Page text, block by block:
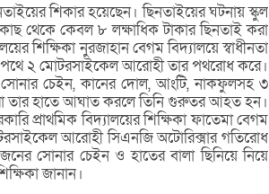
শিকার হয়েছেন। ছিনতাইয়ের ঘটনায় স্কুল
কাছ থেকে কেবল ৮ লক্ষাধিক টাকার ছিনতাই করা
শিক্ষিকা নুরজাহান বেগম বিদ্যালয়ে স্বাধীনতা
পথে ২ মোটরসাইকেল আরোহী তার পথরোধ করে।
সোনার চেইন, কানের দোল, আংটি, নাকফুলসহ ৩
তার হাতে আঘাত করলে তিনি গুরুতর আহত হন।
প্রাথমিক বিদ্যালয়ের শিক্ষিকা ফাতেমা বেগম
আরোহী সিএনজি অটোরিক্সার গতিরোধ
সোনার চেইন ও হাতের বালা ছিনিয়ে নিয়ে
জানান।